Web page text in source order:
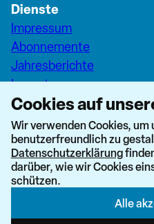
Dienste
Impressum
Abonnemente
Jahresberichte
Inserate
Pfarreiseiten Stadt Zürich
Dashboard Forum+
Cookies auf
Wir verwenden Cookies, um
benutzerfreundlich zu
Datenschutzerklärung
darüber, wie wir Cookies
schützen.
Alle